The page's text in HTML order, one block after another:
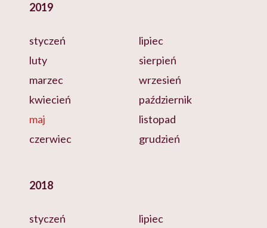
2019
styczeń
luty
marzec
kwiecień
maj
czerwiec
lipiec
sierpień
wrzesień
październik
listopad
grudzień
2018
styczeń lipiec